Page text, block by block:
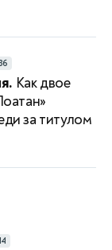
Как двое
за титулом